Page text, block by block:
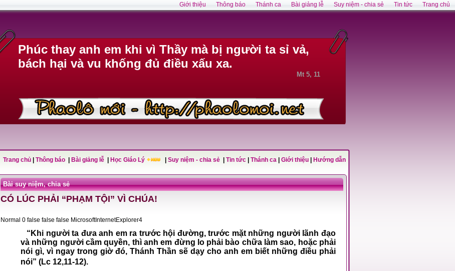
Phúc thay anh em khi vì Thầy mà bị người ta sỉ vả,
bách hại và vu khống đủ điều xấu xa.
Mt 5, 11
Trang chủ Thông báo Bài giảng lễ Học Giáo Lý Suy niệm - chia sẻ Tin tức Thánh ca Giới thiệu Hướng dẫn
Bài suy niệm, chia sẻ
CÓ LÚC PHẢI “PHẠM TỘI” VÌ CHÚA!
Normal 0 false false false MicrosoftInternetExplorer4
“Khi người ta đưa anh em ra trước hội đường, trước mặt những người lãnh đạo
và những người cầm quyền, thì anh em đừng lo phải bào chữa làm sao, hoặc phải
nói gì, vì ngay trong giờ đó, Thánh Thần sẽ dạy cho anh em biết những điều phải
nói” (Lc 12,11-12).
Trang chủ
Tin tức
Suy niệm - chia sẻ
Bài giảng lễ
Thánh ca
Thông báo
Giới thiệu